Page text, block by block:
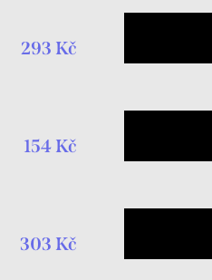
293 Kč
154 Kč
303 Kč